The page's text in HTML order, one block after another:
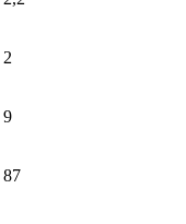
2
9
87